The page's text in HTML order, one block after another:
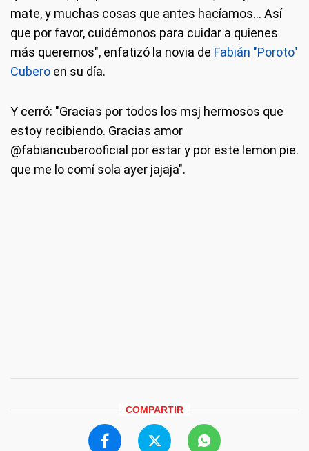
mate, y muchas cosas que antes hacíamos... Así
que por favor, cuidémonos para cuidar a quienes
más queremos", enfatizó la novia de Fabián "Poroto"
Cubero en su día.
Y cerró: "Gracias por todos los msj hermosos que
estoy recibiendo. Gracias amor
@fabiancuberooficial por estar y por este lemon pie.
que me lo comí sola ayer jajaja".
COMPARTIR